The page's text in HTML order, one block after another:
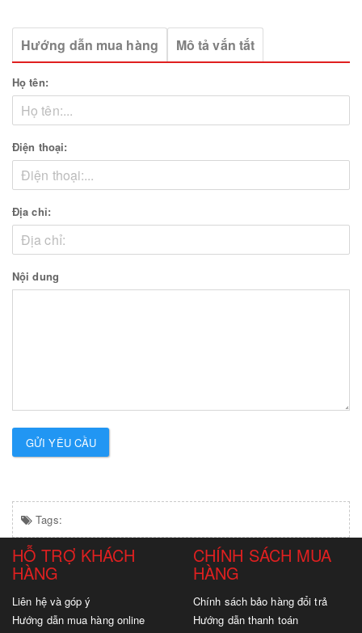
Hướng dẫn mua hàng Mô tả vắn tắt
Họ tên:
Điện thoại:
Địa chỉ:
Nội dung
GỬI YÊU CẦU
Tags:
HỖ TRỢ KHÁCH
HÀNG
Liên hệ và góp ý
Hướng dẫn mua hàng online
CHÍNH SÁCH MUA
HÀNG
Chính sách bảo hàng đổi trả
Hướng dẫn thanh toán